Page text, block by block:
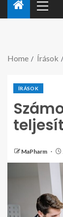
Home Írások
ÍRÁSOK
MaPharm